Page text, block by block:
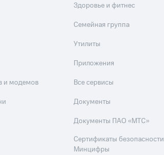
и модемов
Здоровье и фитнес
Семейная группа
Утилиты
Приложения
Все сервисы
Документы
Документы ПАО «МТС»
Сертификаты безопасности
Минцифры